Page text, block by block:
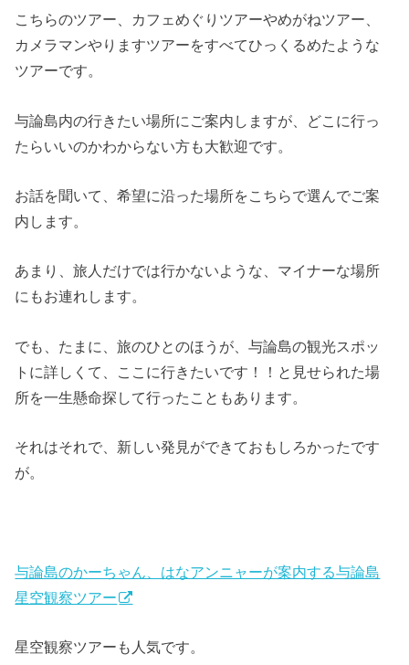
こちらのツアー、カフェめぐりツアーやめがねツアー、
カメラマンやりますツアーをすべてひっくるめたような
ツアーです。
与論島内の行きたい場所にご案内しますが、どこに行っ
たらいいのかわからない方も大歓迎です。
お話を聞いて、希望に沿った場所をこちらで選んでご案
内します。
あまり、旅人だけでは行かないような、マイナーな場所
にもお連れします。
でも、たまに、旅のひとのほうが、与論島の観光スポッ
トに詳しくて、ここに行きたいです！！と見せられた場
所を一生懸命探して行ったこともあります。
それはそれで、新しい発見ができておもしろかったです
が。
与論島のかーちゃん、はなアンニャーが案内する与論島
星空観察ツアー
星空観察ツアーも人気です。